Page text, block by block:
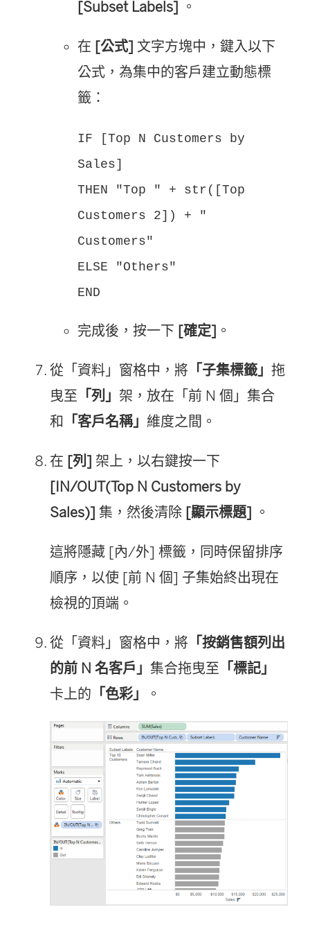
[Subset Labels] 。
在 [公式] 文字方塊中，鍵入以下
公式，為集中的客戶建立動態標
籤：
IF [Top N Customers by
Sales]
THEN "Top " + str([Top
Customers 2]) + "
Customers"
ELSE "Others"
END
完成後，按一下 [確定] 。
從「資料」窗格中，將 「子集標籤」 拖
曳至 「列」 架，放在「前 N 個」集合
和 「客戶名稱」 維度之間。
在 [列] 架上，以右鍵按一下
[IN/OUT(Top N Customers by
Sales)] 集，然後清除 [顯示標題] 。
這將隱藏 [內/外] 標籤，同時保留排序
順序，以使 [前 N 個] 子集始終出現在
檢視的頂端。
從「資料」窗格中，將 「按銷售額列出
的前 N 名客戶」 集合拖曳至 「標記」
卡上的 「色彩」 。